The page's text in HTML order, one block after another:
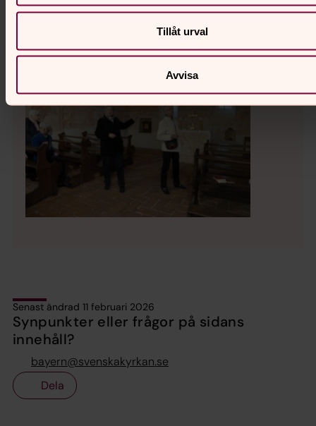
Tillåt urval
Avvisa
nu av en lärd och engagerad guide.
Tack ni som lade upp det fina programmet.
Senast ändrad 11 februari 2026
Synpunkter eller frågor på sidans
innehåll?
bayern@svenskakyrkan.se
Dela